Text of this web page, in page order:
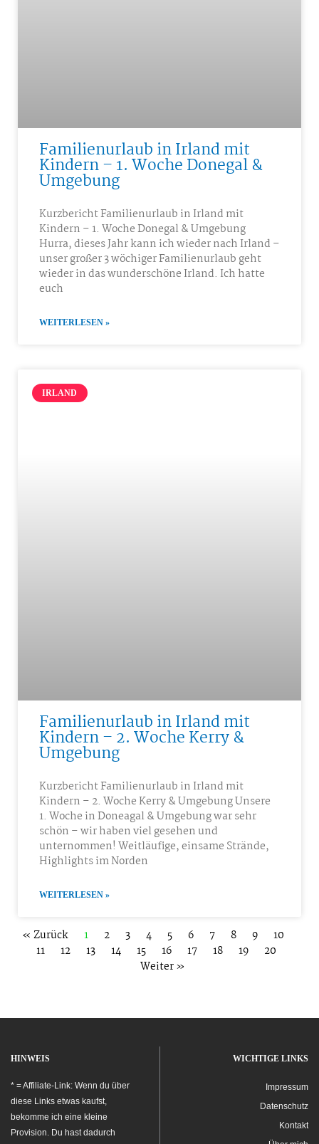
Familienurlaub in Irland mit
Kindern – 1. Woche Donegal &
Umgebung
Kurzbericht Familienurlaub in Irland mit
Kindern – 1. Woche Donegal & Umgebung
Hurra, dieses Jahr kann ich wieder nach Irland –
unser großer 3 wöchiger Familienurlaub geht
wieder in das wunderschöne Irland. Ich hatte
euch
WEITERLESEN »
IRLAND
Familienurlaub in Irland mit
Kindern – 2. Woche Kerry &
Umgebung
Kurzbericht Familienurlaub in Irland mit
Kindern – 2. Woche Kerry & Umgebung Unsere
1. Woche in Doneagal & Umgebung war sehr
schön – wir haben viel gesehen und
unternommen! Weitläufige, einsame Strände,
Highlights im Norden
WEITERLESEN »
« Zurück 1 2 3 4 5 6 7 8 9
10
11
12 13 14 15 16 17 18 19
20
Weiter »
HINWEIS
* = Affiliate-Link: Wenn du über
diese Links etwas kaufst,
bekomme ich eine kleine
Provision. Du hast dadurch
WICHTIGE LINKS
Impressum
Datenschutz
Kontakt